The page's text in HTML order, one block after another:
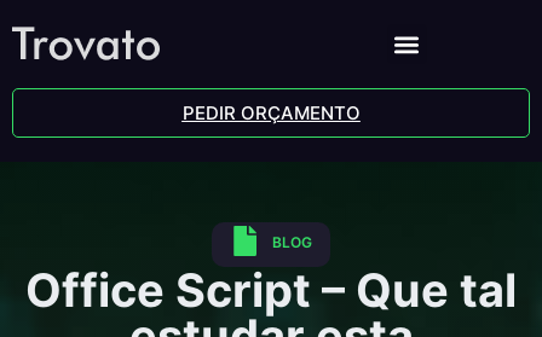
PEDIR ORÇAMENTO
BLOG
Office Script – Que tal